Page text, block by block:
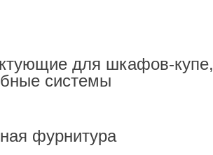
для шкафов-купе,
системы
фурнитура